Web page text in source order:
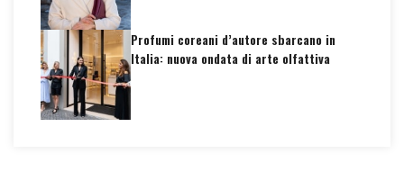
Profumi coreani d’autore sbarcano in
Italia: nuova ondata di arte olfattiva